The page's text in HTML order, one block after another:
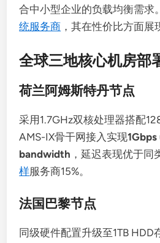
合中小型企业的负载均衡需求
统服务商 ，其在性价比方面展
全球三地核心机房部
荷兰阿姆斯特丹节点
采用1.7GHz双核处理器搭配
AMS-IX骨干网接入实现
bandwidth ，延迟表现优于同
样服务商15%。
法国巴黎节点
同级硬件配置升级至1TB HDD